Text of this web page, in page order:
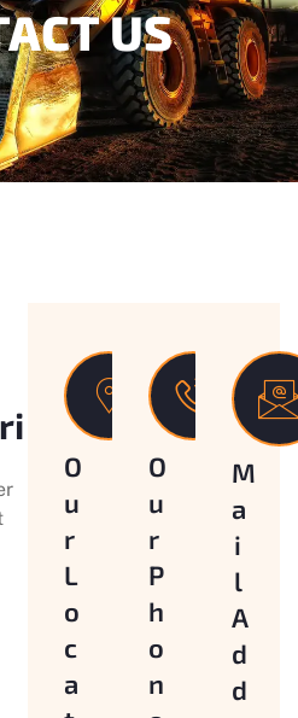
US
O
u
r
L
o
c
a
O
u
r
P
h
o
n
M
a
i
l
A
d
d